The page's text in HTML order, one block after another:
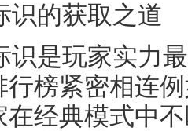
识的获取之道
识是玩家实力
行榜紧密相连
在经典模式中